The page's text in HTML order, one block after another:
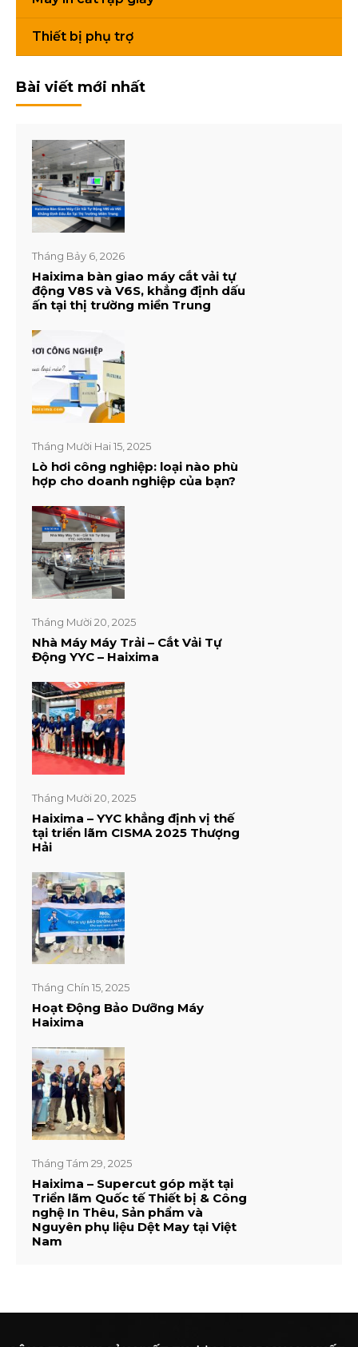
Thiết bị phụ trợ
Bài viết mới nhất
Tháng Bảy 6, 2026
Haixima bàn giao máy cắt vải tự
động V8S và V6S, khẳng định dấu
ấn tại thị trường miền Trung
Tháng Mười Hai 15, 2025
Lò hơi công nghiệp: loại nào phù
hợp cho doanh nghiệp của bạn?
Tháng Mười 20, 2025
Nhà Máy Máy Trải – Cắt Vải Tự
Động YYC – Haixima
Tháng Mười 20, 2025
Haixima – YYC khẳng định vị thế
tại triển lãm CISMA 2025 Thượng
Hải
Tháng Chín 15, 2025
Hoạt Động Bảo Dưỡng Máy
Haixima
Tháng Tám 29, 2025
Haixima – Supercut góp mặt tại
Triển lãm Quốc tế Thiết bị & Công
nghệ In Thêu, Sản phẩm và
Nguyên phụ liệu Dệt May tại Việt
Nam